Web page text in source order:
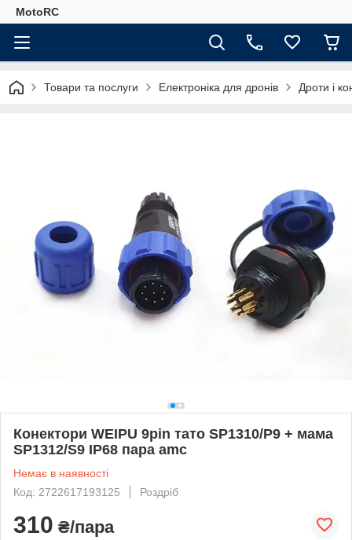
MotoRC
Товари та послуги Електроніка для дронів Дроти і
Конектори WEIPU 9pin тато SP1310/P9 + мама
SP1312/S9 IP68 пара amc
Немає в наявності
Код: 2722617193125
Роздріб
310 ₴/пара